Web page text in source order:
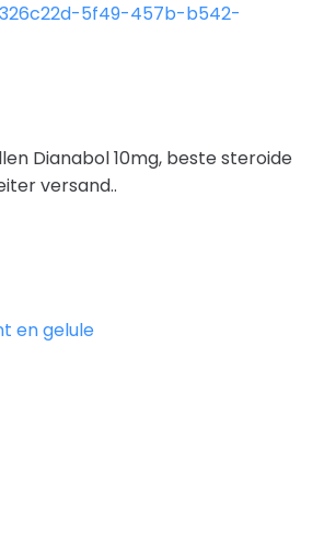
5f49-457b-b542-
Dianabol 10mg, beste steroide
versand..
en gelule